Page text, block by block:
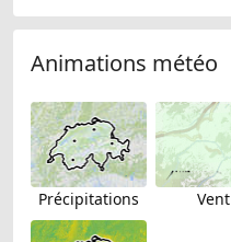
Animations météo
Précipitations Vent